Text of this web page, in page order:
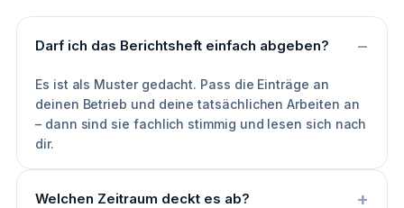
Darf ich das Berichtsheft einfach abgeben?
Es ist als Muster gedacht. Pass die Einträge an
deinen Betrieb und deine tatsächlichen Arbeiten an
– dann sind sie fachlich stimmig und lesen sich nach
dir.
Welchen Zeitraum deckt es ab?